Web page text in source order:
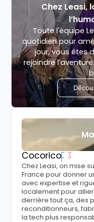
Chez Leasi,
Toute l'équipe
quotidien pour
jour, vous êtes
rejoindre
Cocorico
Chez Leasi, on mise
France pour donner
avec expertise et
localement pour
derrière tout ça, des
reconditionneurs,
la tech plus